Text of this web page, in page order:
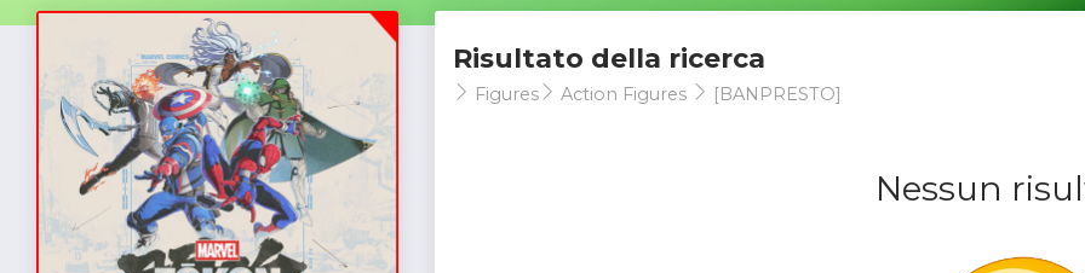
Risultato della ricerca
Figures Action Figures [BANPRESTO]
Nessun